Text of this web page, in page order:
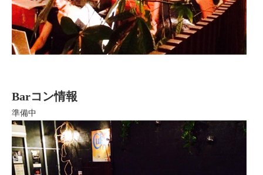
Barコン情報
準備中